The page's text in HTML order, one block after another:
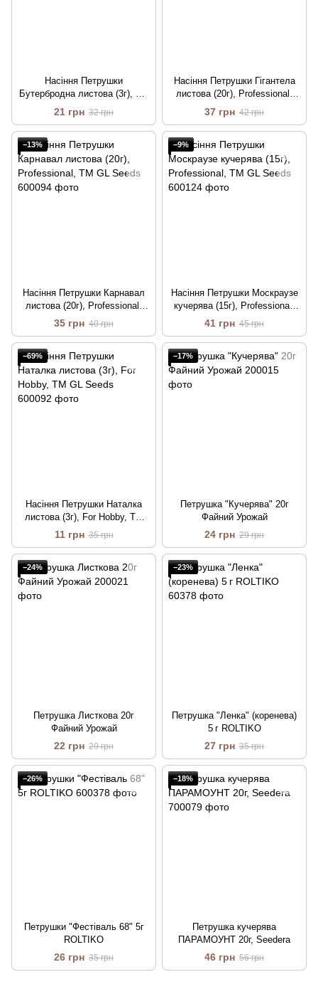
Насіння Петрушки
Бутербродна листова (3г), For
Hobby, TM GL Seeds
21 грн 32 грн
Насіння Петрушки Гігантела
листова (20г), Professional,
TM GL Seeds
37 грн 42 грн
−13%
Насіння Петрушки Карнавал
листова (20г), Professional,
TM GL Seeds
35 грн 40 грн
−9%
Насіння Петрушки Москраузе
кучерява (15г), Professional,
TM GL Seeds
41 грн 45 грн
−69%
Насіння Петрушки Наталка
листова (3г), For Hobby, TM
GL Seeds
11 грн 35 грн
−17%
Петрушка "Кучерява" 20г
Файний Урожай
24 грн 29 грн
−24%
Петрушка Листкова 20г
Файний Урожай
22 грн 29 грн
−23%
Петрушка "Ленка" (коренева)
5 г ROLTIKO
27 грн 35 грн
−26%
Петрушки "Фестіваль 68" 5г
ROLTIKO
26 грн 35 грн
−18%
Петрушка кучерява
ПАРАМОУНТ 20г, Seedera
46 грн 56 грн